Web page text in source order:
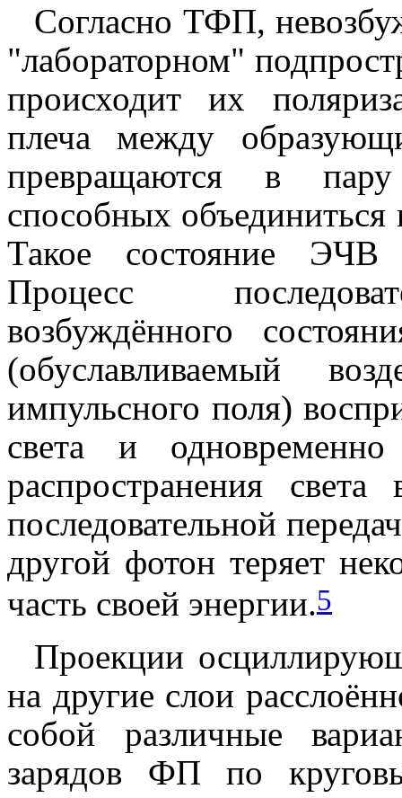
Согласно ТФП,
"лабораторном"
происходит их
плеча между
превращаются в
способных объединиться
Такое состояние ЭЧВ
Процесс
возбуждённого
(обуславливаемый
импульсного поля)
света и одновременно
распространения
последовательной
другой фотон теряет
часть своей энергии.5
Проекции
на другие слои
собой различные
зарядов ФП по